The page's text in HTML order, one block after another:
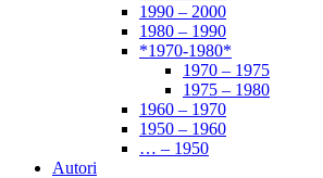
1990 – 2000
1980 – 1990
*1970-1980*
1970 – 1975
1975 – 1980
1960 – 1970
1950 – 1960
… – 1950
Autori